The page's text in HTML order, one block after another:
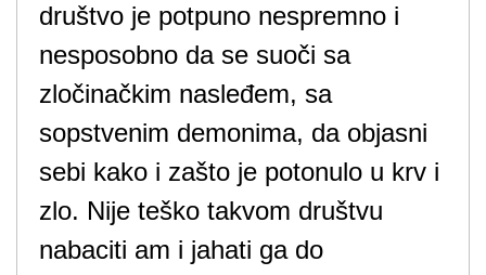
društvo je potpuno nespremno i
nesposobno da se suoči sa
zločinačkim nasleđem, sa
sopstvenim demonima, da objasni
sebi kako i zašto je potonulo u krv i
zlo. Nije teško takvom društvu
nabaciti am i jahati ga do